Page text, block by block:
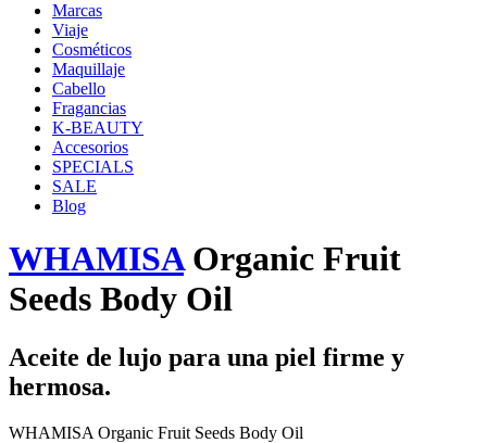
Marcas
Viaje
Cosméticos
Maquillaje
Cabello
Fragancias
K-BEAUTY
Accesorios
SPECIALS
SALE
Blog
WHAMISAOrganic Fruit
Seeds Body Oil
Aceite de lujo para una piel firme y
hermosa.
WHAMISA Organic Fruit Seeds Body Oil